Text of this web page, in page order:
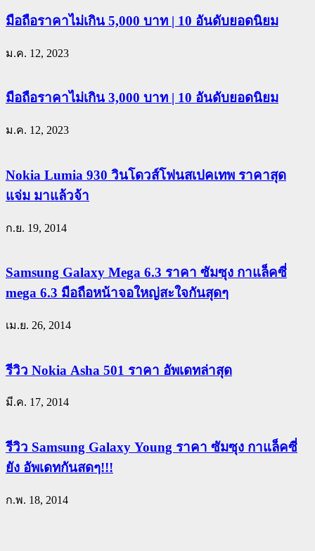
มือถือราคาไม่เกิน 5,000 บาท | 10 อันดับยอดนิยม
ม.ค. 12, 2023
มือถือราคาไม่เกิน 3,000 บาท | 10 อันดับยอดนิยม
ม.ค. 12, 2023
Nokia Lumia 930 วินโดวส์โฟนสเปคเทพ ราคาสุด
แจ่ม มาแล้วจ้า
ก.ย. 19, 2014
Samsung Galaxy Mega 6.3 ราคา ซัมซุง กาแล็คซี่
mega 6.3 มือถือหน้าจอใหญ่สะใจกันสุดๆ
เม.ย. 26, 2014
รีวิว Nokia Asha 501 ราคา อัพเดทล่าสุด
มี.ค. 17, 2014
รีวิว Samsung Galaxy Young ราคา ซัมซุง กาแล็คซี่
ยัง อัพเดทกันสดๆ!!!
ก.พ. 18, 2014